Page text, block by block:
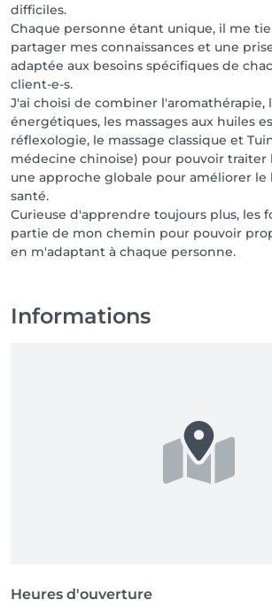
difficiles.
Chaque personne étant unique, il me
partager mes connaissances et une
adaptée aux besoins spécifiques de
client-e-s.
J'ai choisi de combiner l'aromathérapie,
énergétiques, les massages aux huiles
réflexologie, le massage classique et
médecine chinoise) pour pouvoir traiter
une approche globale pour améliorer
santé.
Curieuse d'apprendre toujours plus, les
partie de mon chemin pour pouvoir
en m'adaptant à chaque personne.
Informations
Heures d'ouverture